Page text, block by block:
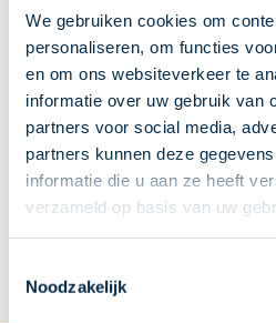
We gebruiken cookies om
personaliseren, om functies
en om ons websiteverkeer te
informatie over uw gebruik van
partners voor social media,
partners kunnen deze
informatie die u aan ze heeft
verzameld op basis van uw
Noodzakelijk